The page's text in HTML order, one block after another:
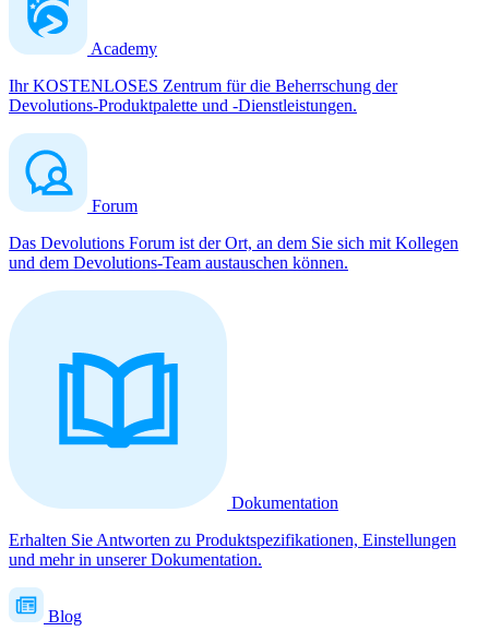
Academy
Ihr KOSTENLOSES Zentrum für die Beherrschung der
Devolutions-Produktpalette und -Dienstleistungen.
Forum
Das Devolutions Forum ist der Ort, an dem Sie sich mit Kollegen
und dem Devolutions-Team austauschen können.
Dokumentation
Erhalten Sie Antworten zu Produktspezifikationen, Einstellungen
und mehr in unserer Dokumentation.
Blog